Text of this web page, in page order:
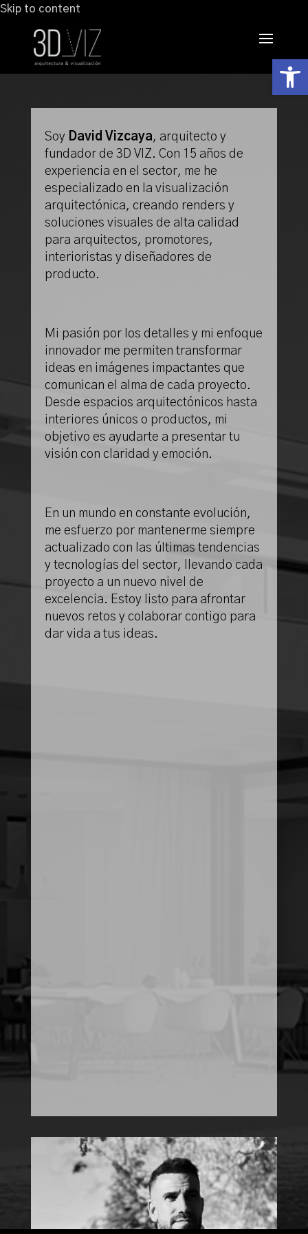
Skip to content
Abrir
Soy David Vizcaya, arquitecto y
fundador de 3D VIZ. Con 15 años de
experiencia en el sector, me he
especializado en la visualización
arquitectónica, creando renders y
soluciones visuales de alta calidad
para arquitectos, promotores,
interioristas y diseñadores de
producto.
Mi pasión por los detalles y mi enfoque
innovador me permiten transformar
ideas en imágenes impactantes que
comunican el alma de cada proyecto.
Desde espacios arquitectónicos hasta
interiores únicos o productos, mi
objetivo es ayudarte a presentar tu
visión con claridad y emoción.
En un mundo en constante evolución,
me esfuerzo por mantenerme siempre
actualizado con las últimas tendencias
y tecnologías del sector, llevando cada
proyecto a un nuevo nivel de
excelencia. Estoy listo para afrontar
nuevos retos y colaborar contigo para
dar vida a tus ideas.